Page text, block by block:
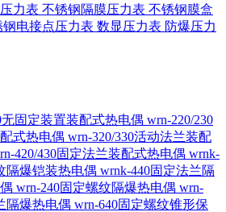
力表 不锈钢隔膜压力表 不锈钢膜盒
钢电接点压力表 数显压力表 防爆压力
无固定装置装配式热电偶 wrn-220/230
式热电偶 wrn-320/330活动法兰装配
420/430固定法兰装配式热电偶 wrnk-
隔爆铠装热电偶 wrnk-440固定法兰隔
wrn-240固定螺纹隔爆热电偶 wrn-
隔爆热电偶 wrn-640固定螺纹锥形保